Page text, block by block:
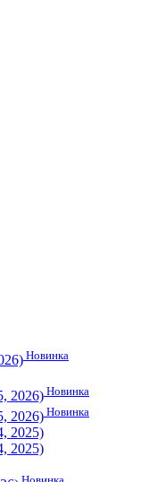
Новинка
2026)Новинка
2026)Новинка
2025)
2025)